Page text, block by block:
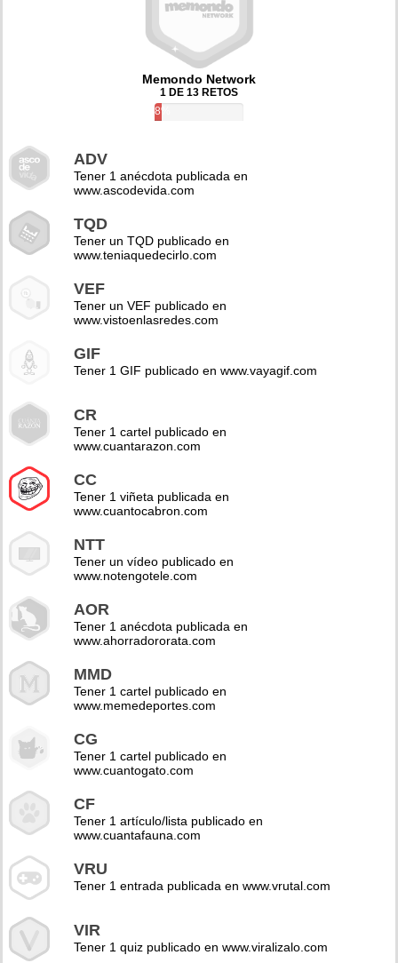
Memondo Network
1 DE 13 RETOS
8%
ADV
Tener 1 anécdota publicada en
www.ascodevida.com
TQD
Tener un TQD publicado en
www.teniaquedecirlo.com
VEF
Tener un VEF publicado en
www.vistoenlasredes.com
GIF
Tener 1 GIF publicado en www.vayagif.com
CR
Tener 1 cartel publicado en
www.cuantarazon.com
CC
Tener 1 viñeta publicada en
www.cuantocabron.com
NTT
Tener un vídeo publicado en
www.notengotele.com
AOR
Tener 1 anécdota publicada en
www.ahorradororata.com
MMD
Tener 1 cartel publicado en
www.memedeportes.com
CG
Tener 1 cartel publicado en
www.cuantogato.com
CF
Tener 1 artículo/lista publicado en
www.cuantafauna.com
VRU
Tener 1 entrada publicada en www.vrutal.com
VIR
Tener 1 quiz publicado en www.viralizalo.com